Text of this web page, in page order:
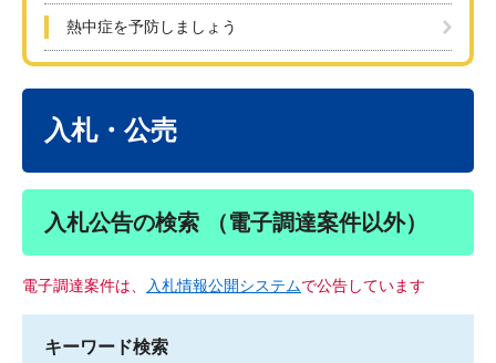
熱中症を予防しましょう
入札・公売
入札公告の検索 （電子調達案件以外）
電子調達案件は、 入札情報公開システムで公告しています
キーワード検索